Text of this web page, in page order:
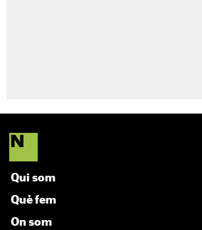
Qui som
Què fem
On som